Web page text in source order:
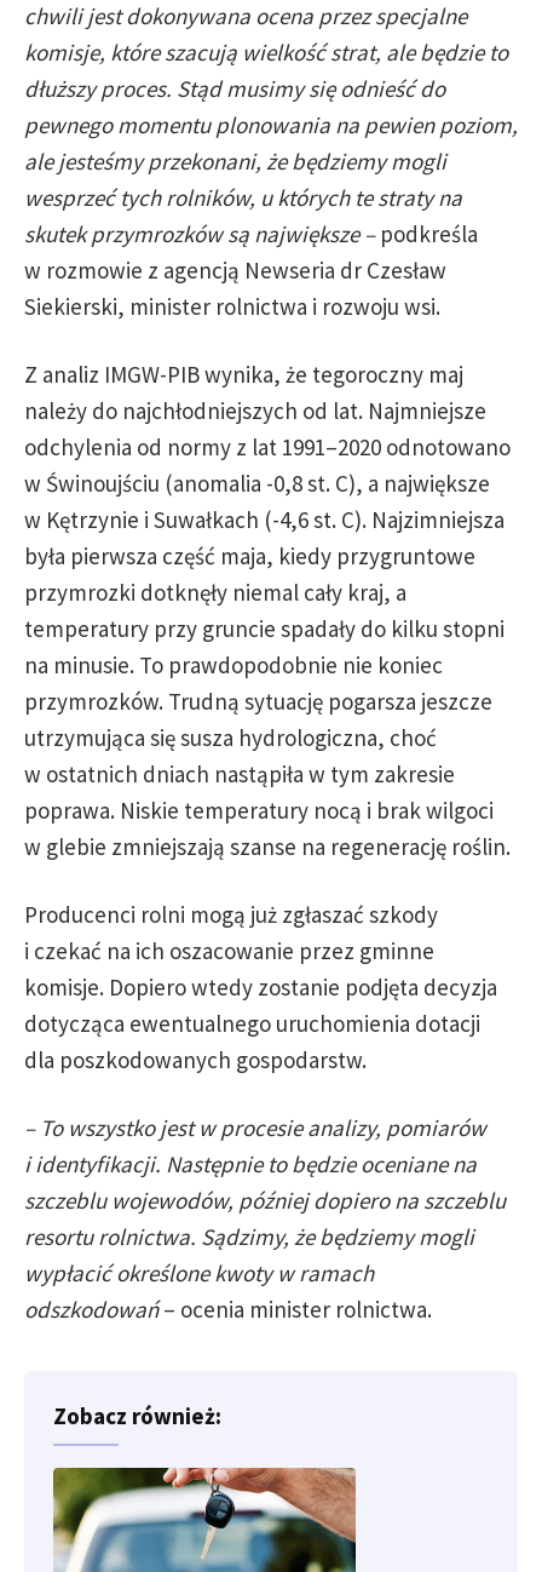
chwili jest dokonywana ocena przez specjalne
komisje, które szacują wielkość strat, ale będzie to
dłuższy proces. Stąd musimy sięodnieśćdo
pewnego momentu plonowania na pewien poziom,
ale jesteśmy przekonani, że będziemy mogli
wesprzeć tych rolników, u których te straty na
skutek przymrozków są największe –podkreśla
w rozmowie z agencją Newseria dr Czesław
Siekierski, minister rolnictwa i rozwoju wsi.
Z analiz IMGW-PIB wynika, że tegoroczny maj
należy do najchłodniejszych od lat. Najmniejsze
odchylenia od normy z lat 1991–2020 odnotowano
w Świnoujściu (anomalia -0,8 st. C), a największe
w Kętrzynie i Suwałkach (-4,6 st. C). Najzimniejsza
była pierwsza część maja, kiedy przygruntowe
przymrozki dotknęły niemal cały kraj, a
temperatury przy gruncie spadały do kilku stopni
na minusie. To prawdopodobnie nie koniec
przymrozków. Trudną sytuację pogarsza jeszcze
utrzymująca się susza hydrologiczna, choć
w ostatnich dniach nastąpiła w tym zakresie
poprawa. Niskie temperatury nocą i brak wilgoci
w glebie zmniejszają szanse na regenerację roślin.
Producenci rolni mogą już zgłaszać szkody
i czekać na ich oszacowanie przez gminne
komisje. Dopiero wtedy zostanie podjęta decyzja
dotycząca ewentualnego uruchomienia dotacji
dla poszkodowanych gospodarstw.
– To wszystko jest w procesie analizy, pomiarów
i identyfikacji. Następnie to będzie oceniane na
szczeblu wojewodów, później dopiero na szczeblu
resortu rolnictwa. Sądzimy, że będziemy mogli
wypłacić określone kwoty w ramach
odszkodowań– ocenia minister rolnictwa.
Zobacz również: